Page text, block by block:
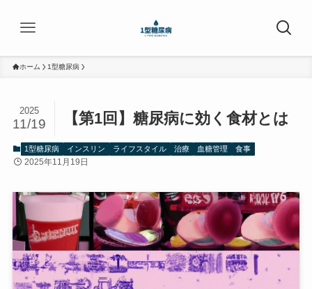
ホーム 1型糖尿病
【第1回】糖尿病に効く食材とは
2025
11/19
1型糖尿病 インスリン ライフスタイル 治療 血糖管理 食事
2025年11月19日